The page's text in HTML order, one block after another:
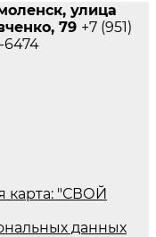
улица
79 +7 (951)
6474
карта: "СВОЙ
данных